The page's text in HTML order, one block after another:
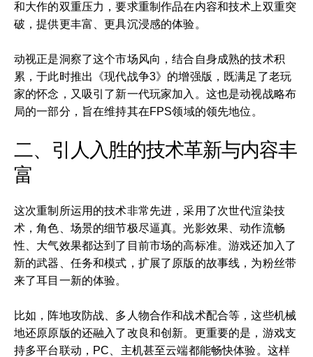
和大作的双重压力，要求重制作品在内容和技术上双重突
破，提供更丰富、更具沉浸感的体验。
动视正是洞察了这个市场风向，结合自身成熟的技术积
累，于此时推出《现代战争3》的增强版，既满足了老玩
家的怀念，又吸引了新一代玩家加入。这也是动视战略布
局的一部分，旨在维持其在FPS领域的领先地位。
二、引人入胜的技术革新与内容丰
富
这次重制所运用的技术非常先进，采用了次世代渲染技
术，角色、场景的细节极尽逼真。光影效果、动作流畅
性、大气效果都达到了目前市场的高标准。游戏还加入了
新的武器、任务和模式，扩展了原版的故事线，为粉丝带
来了耳目一新的体验。
比如，阵地攻防战、多人物合作和战术配合等，这些机械
地还原原版的还融入了改良和创新。更重要的是，游戏支
持多平台联动，PC、主机甚至云端都能畅快体验。这样